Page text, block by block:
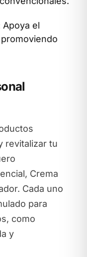
Apoya el
revitalizar tu
Crema
Cada uno
para
como
y